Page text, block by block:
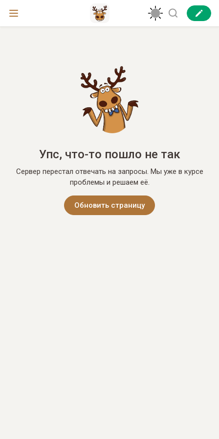
Упс, что-то пошло не так
Сервер перестал отвечать на запросы. Мы уже в курсе
проблемы и решаем её.
Обновить страницу